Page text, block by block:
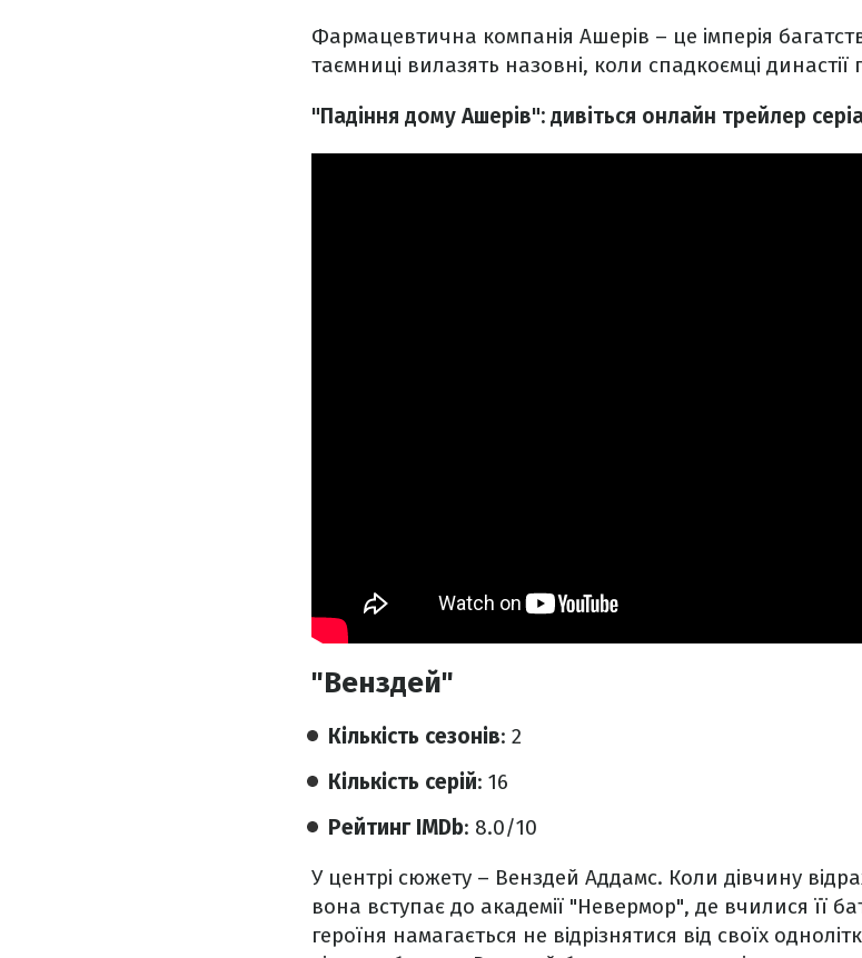
Фармацевтична компанія Ашерів – це імперія
таємниці вилазять назовні, коли спадкоємці
"Падіння дому Ашерів": дивіться онлайн трейлер
"Венздей"
Кількість сезонів: 2
Кількість серій: 16
Рейтинг IMDb: 8.0/10
У центрі сюжету – Венздей Аддамс. Коли дівчину
вона вступає до академії "Невермор", де вчилися її
героїня намагається не відрізнятися від своїх